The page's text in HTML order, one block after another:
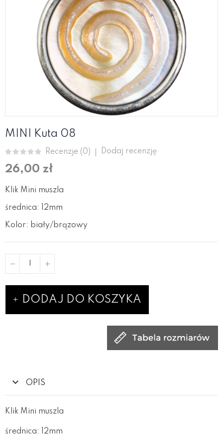
MINI Kuta 08
Recenzje (0) Dodaj recenzję
26,00 zł
Klik Mini muszla
średnica: 12mm
Kolor: biały/brązowy
DODAJ DO KOSZYKA
OPIS
Klik Mini muszla
średnica: 12mm